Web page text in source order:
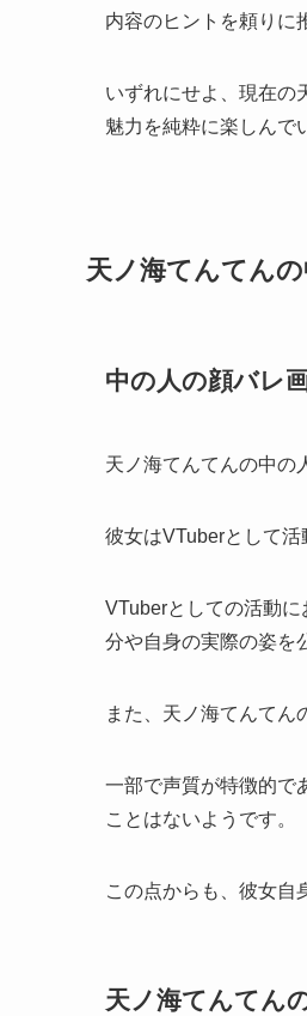
内容のヒントを頼りに
いずれにせよ、現在の
魅力を純粋に楽しんで
天ノ海てんてん
中の人の顔バレ
天ノ海てんてんの中の
彼女はVTuberとして活
VTuberとしての活動
分や自身の実際の姿を
また、天ノ海てんてん
一部で声質が特徴的で
ことはないようです。
この点からも、彼女自
天ノ海てんてん